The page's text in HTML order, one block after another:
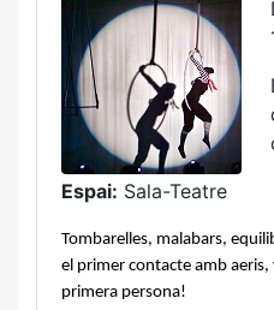
Espai: Sala-Teatre
Tombarelles, malabars,
el primer contacte amb aeris,
primera persona!